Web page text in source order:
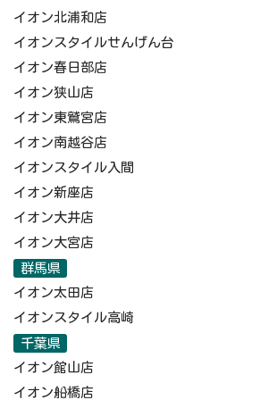
イオン北浦和店
イオンスタイルせんげん台
イオン春日部店
イオン狭山店
イオン東鷲宮店
イオン南越谷店
イオンスタイル入間
イオン新座店
イオン大井店
イオン大宮店
群馬県
イオン太田店
イオンスタイル高崎
千葉県
イオン館山店
イオン船橋店